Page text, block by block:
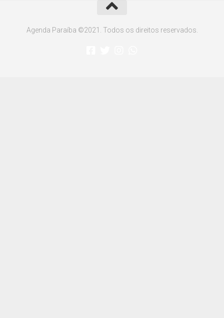
Agenda Paraíba ©2021. Todos os direitos reservados.